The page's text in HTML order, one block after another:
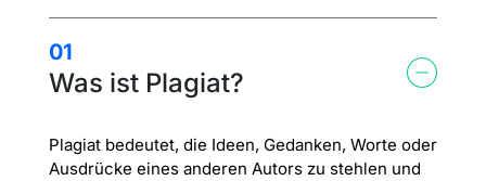
01
Was ist Plagiat?
Plagiat bedeutet, die Ideen, Gedanken, Worte oder
Ausdrücke eines anderen Autors zu stehlen und